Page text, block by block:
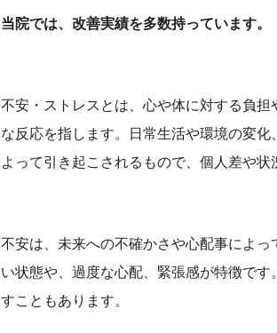
当院では、改善実績を多数持っています。
不安・ストレスとは、心や体に対する負
な反応を指します。日常生活や環境の変
よって引き起こされるもので、個人差や
不安は、未来への不確かさや心配事によ
い状態や、過度な心配、緊張感が特徴で
すこともあります。